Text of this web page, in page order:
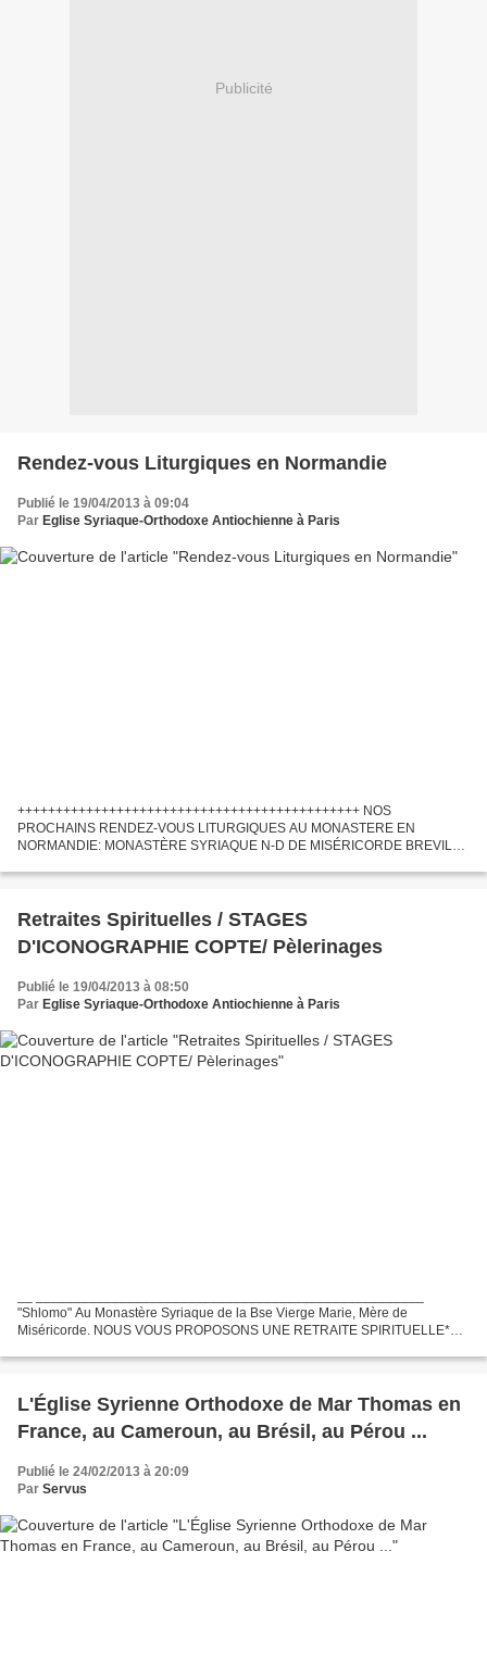
Publicité
Rendez-vous Liturgiques en Normandie
Publié le 19/04/2013 à 09:04
Par Eglise Syriaque-Orthodoxe Antiochienne à Paris
+++++++++++++++++++++++++++++++++++++++++++++ NOS
PROCHAINS RENDEZ-VOUS LITURGIQUES AU MONASTERE EN
NORMANDIE: MONASTÈRE SYRIAQUE N-D DE MISÉRICORDE BREVILLY
(Fleur de sainteté ceuillie...
Retraites Spirituelles / STAGES
D'ICONOGRAPHIE COPTE/ Pèlerinages
Publié le 19/04/2013 à 08:50
Par Eglise Syriaque-Orthodoxe Antiochienne à Paris
"Shlomo" Au Monastère Syriaque de la Bse Vierge Marie, Mère de
Miséricorde. NOUS VOUS PROPOSONS UNE RETRAITE SPIRITUELLE*
CHRETIENNE. Dans la simplicité,...
L'Église Syrienne Orthodoxe de Mar Thomas en
France, au Cameroun, au Brésil, au Pérou ...
Publié le 24/02/2013 à 20:09
Par Servus